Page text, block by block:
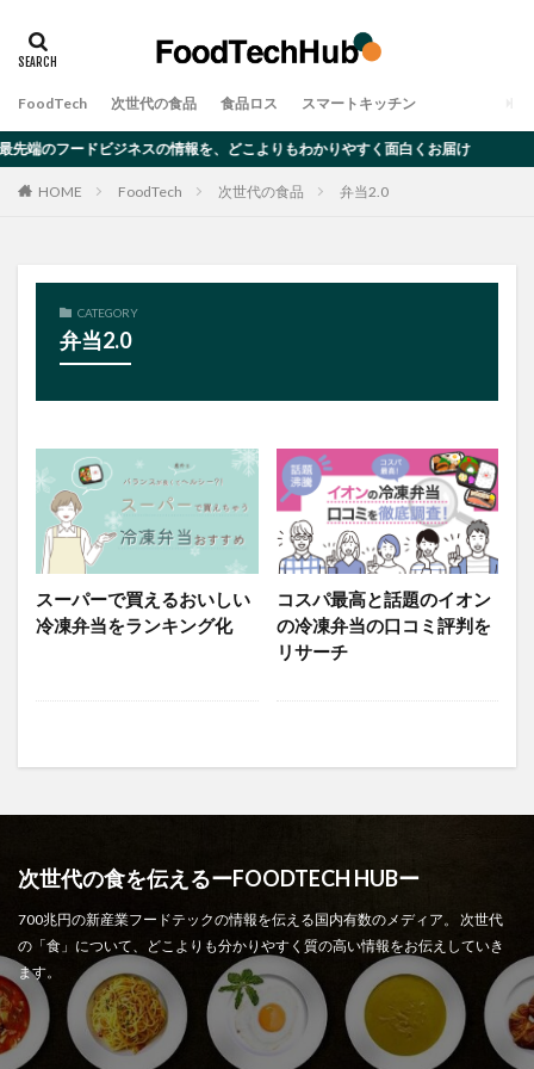
FoodTech 次世代の食品 食品ロス スマートキッチン
のフードビジネスの情報を、どこよりもわかりやすく面白くお届け
HOME FoodTech 次世代の食品 弁当2.0
CATEGORY
弁当2.0
スーパーで買えるおいしい
冷凍弁当をランキング化
コスパ最高と話題のイオン
の冷凍弁当の口コミ評判を
リサーチ
次世代の食を伝えるーFOODTECH HUBー
700兆円の新産業フードテックの情報を伝える国内有数のメディア。 次世代
の「食」について、どこよりも分かりやすく質の高い情報をお伝えしていき
ます。
タグ
デメリット
ムカデ メリット
大豆ミート
完全食
対策・原因 昆虫食 食品ロス